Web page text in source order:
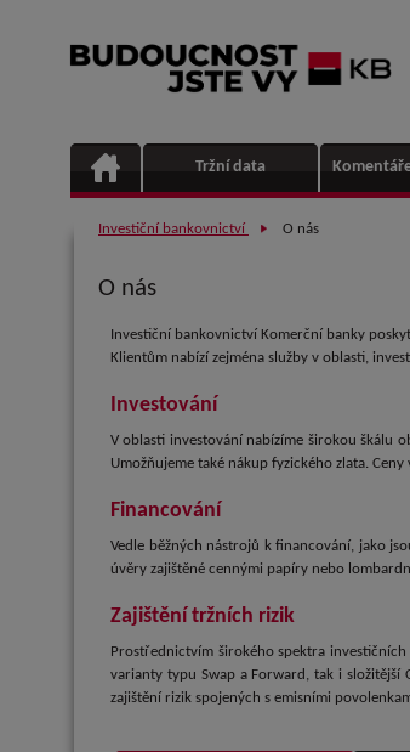
Tržní data
Investiční bankovnictví O nás
O nás
Investiční bankovnictví Komerční banky
Klientům nabízí zejména služby v oblasti,
Investování
V oblasti investování nabízíme širokou škálu
Umožňujeme také nákup fyzického zlata.
Financování
Vedle běžných nástrojů k financování, jako
úvěry zajištěné cennými papíry nebo
Zajištění tržních rizik
Prostřednictvím širokého spektra
varianty typu Swap a Forward, tak i složitější
zajištění rizik spojených s emisními